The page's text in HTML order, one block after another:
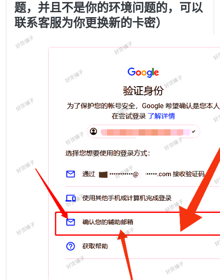
题，并且不是你的环境问题的，可以
联系客服为你更换新的卡密）